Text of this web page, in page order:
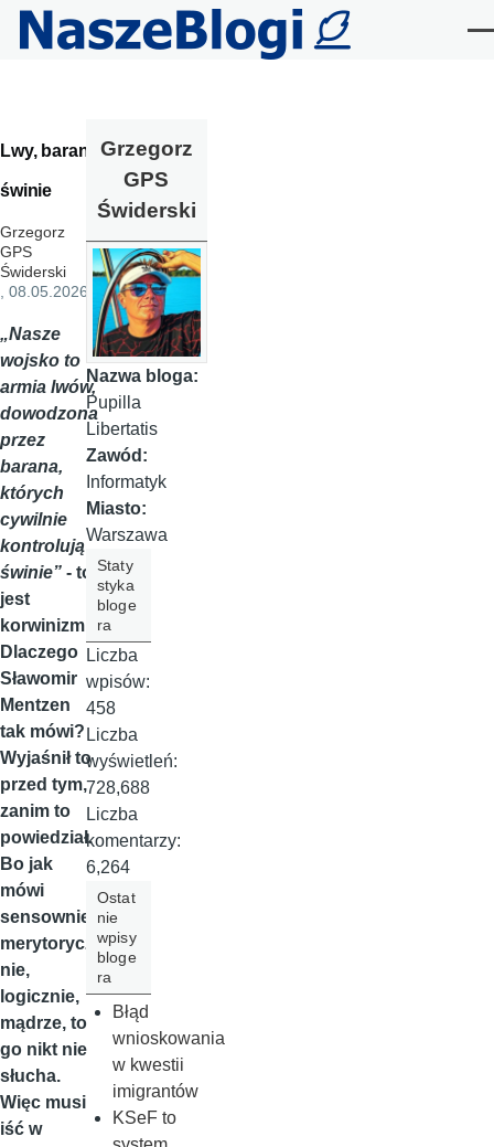
Przejdź do treści
Lwy, baran i
świnie
Grzegorz
GPS
Świderski
, 08.05.2026
„Nasze
wojsko to
armia lwów,
dowodzona
przez
barana,
których
cywilnie
kontrolują
świnie” - to
jest
korwinizm.
Dlaczego
Sławomir
Mentzen
tak mówi?
Wyjaśnił to
przed tym,
zanim to
powiedział.
Bo jak
mówi
sensownie,
merytorycz
nie,
logicznie,
mądrze, to
go nikt nie
słucha.
Więc musi
iść w
Grzegorz
GPS
Świderski
Nazwa bloga:
Pupilla
Libertatis
Zawód:
Informatyk
Miasto:
Warszawa
Staty
styka
bloge
ra
Liczba
wpisów:
458
Liczba
wyświetleń:
728,688
Liczba
komentarzy:
6,264
Ostat
nie
wpisy
bloge
ra
Błąd
wnioskowania
w kwestii
imigrantów
KSeF to